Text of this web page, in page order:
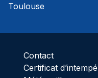
Toulouse
Contact
Certificat